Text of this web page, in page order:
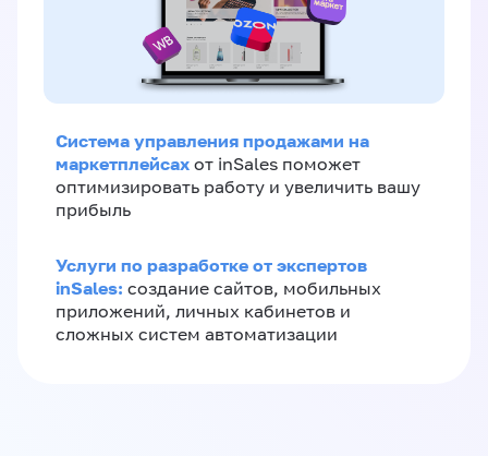
Система управления продажами на
маркетплейсах от inSales поможет
оптимизировать работу и увеличить вашу
прибыль
Услуги по разработке от экспертов
inSales: создание сайтов, мобильных
приложений, личных кабинетов и
сложных систем автоматизации